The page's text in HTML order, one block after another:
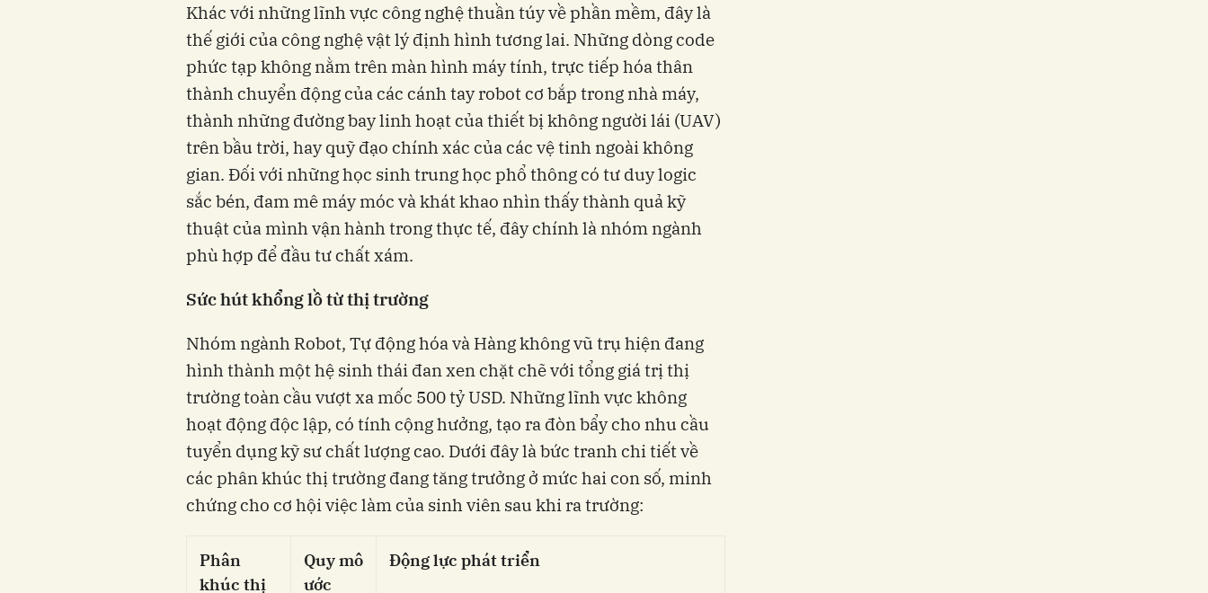
Khác với những lĩnh vực công nghệ thuần túy về phần mềm, đây là
thế giới của công nghệ vật lý định hình tương lai. Những dòng code
phức tạp không nằm trên màn hình máy tính, trực tiếp hóa thân
thành chuyển động của các cánh tay robot cơ bắp trong nhà máy,
thành những đường bay linh hoạt của thiết bị không người lái (UAV)
trên bầu trời, hay quỹ đạo chính xác của các vệ tinh ngoài không
gian. Đối với những học sinh trung học phổ thông có tư duy logic
sắc bén, đam mê máy móc và khát khao nhìn thấy thành quả kỹ
thuật của mình vận hành trong thực tế, đây chính là nhóm ngành
phù hợp để đầu tư chất xám.
Sức hút khổng lồ từ thị trường
Nhóm ngành Robot, Tự động hóa và Hàng không vũ trụ hiện đang
hình thành một hệ sinh thái đan xen chặt chẽ với tổng giá trị thị
trường toàn cầu vượt xa mốc 500 tỷ USD. Những lĩnh vực không
hoạt động độc lập, có tính cộng hưởng, tạo ra đòn bẩy cho nhu cầu
tuyển dụng kỹ sư chất lượng cao. Dưới đây là bức tranh chi tiết về
các phân khúc thị trường đang tăng trưởng ở mức hai con số, minh
chứng cho cơ hội việc làm của sinh viên sau khi ra trường:
Phân
khúc thị
Quy mô
ước
Động lực phát triển